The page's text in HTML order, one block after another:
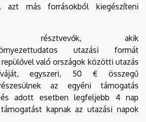
azt más forrásokból kiegészíteni
akik
környezettudatos utazási formát
repülővel való országok közötti utazás
egyszeri, 50 € összegű
az egyéni támogatás
és adott esetben legfeljebb 4 nap
kapnak az utazási napok